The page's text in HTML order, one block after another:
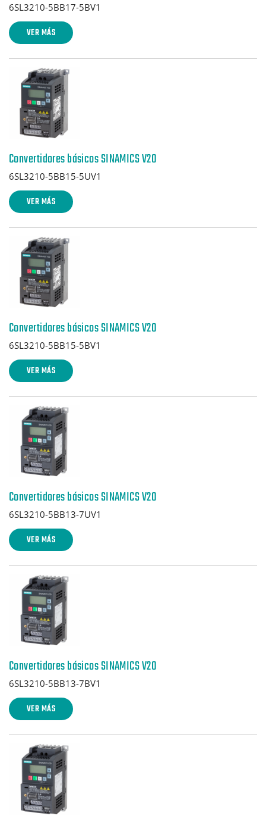
6SL3210-5BB17-5BV1
VER MÁS
Convertidores básicos SINAMICS V20
6SL3210-5BB15-5UV1
VER MÁS
Convertidores básicos SINAMICS V20
6SL3210-5BB15-5BV1
VER MÁS
Convertidores básicos SINAMICS V20
6SL3210-5BB13-7UV1
VER MÁS
Convertidores básicos SINAMICS V20
6SL3210-5BB13-7BV1
VER MÁS